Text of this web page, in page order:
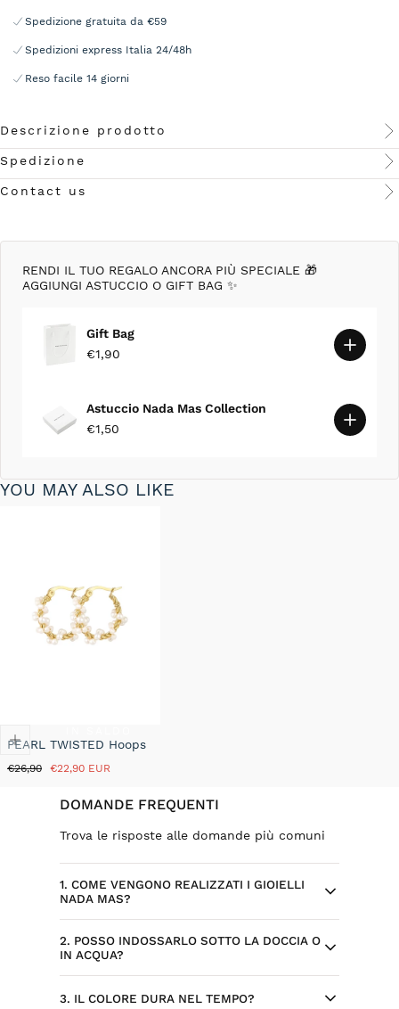
Spedizione gratuita da €59
Spedizioni express Italia 24/48h
Reso facile 14 giorni
Descrizione prodotto
Spedizione
Contact us
RENDI IL TUO REGALO ANCORA PIÙ SPECIALE 🎁
AGGIUNGI ASTUCCIO O GIFT BAG ✨
Gift Bag
€1,90
Astuccio Nada Mas Collection
€1,50
YOU MAY ALSO LIKE
PEARL TWISTED Hoops
Prezzo
€26,90
Prezzo
saldo
€22,90 EUR
DOMANDE FREQUENTI
Trova le risposte alle domande più comuni
1. COME VENGONO REALIZZATI I GIOIELLI
NADA MAS?
Ogni gioiello Nada Mas nasce da design
selezionati ed esclusivi, sviluppati per il
brand. Alcuni modelli sono progettati
internamente, con attenzione a dettagli,
2. POSSO INDOSSARLO SOTTO LA DOCCIA O
IN ACQUA?
Sì, l’acciaio inossidabile è resistente
3. IL COLORE DURA NEL TEMPO?